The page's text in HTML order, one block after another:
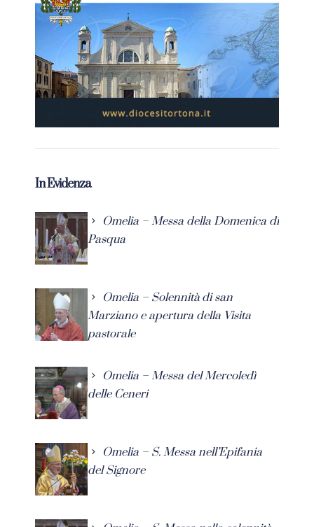
In Evidenza
Omelia – Messa della Domenica di
Pasqua
Omelia – Solennità di san
Marziano e apertura della Visita
pastorale
Omelia – Messa del Mercoledì
delle Ceneri
Omelia – S. Messa nell’Epifania
del Signore